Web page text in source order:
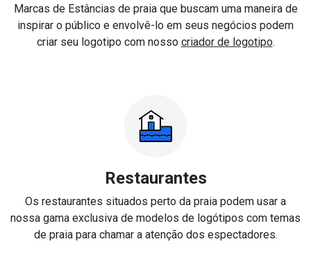
Marcas de Estâncias de praia que buscam uma maneira de
inspirar o público e envolvê-lo em seus negócios podem
criar seu logotipo com nosso criador de logotipo.
Restaurantes
Os restaurantes situados perto da praia podem usar a
nossa gama exclusiva de modelos de logótipos com temas
de praia para chamar a atenção dos espectadores.